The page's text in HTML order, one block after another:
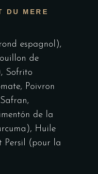
DU MERE
espagnol),
de
Sofrito
Poivron
de la
Huile
Persil (pour la